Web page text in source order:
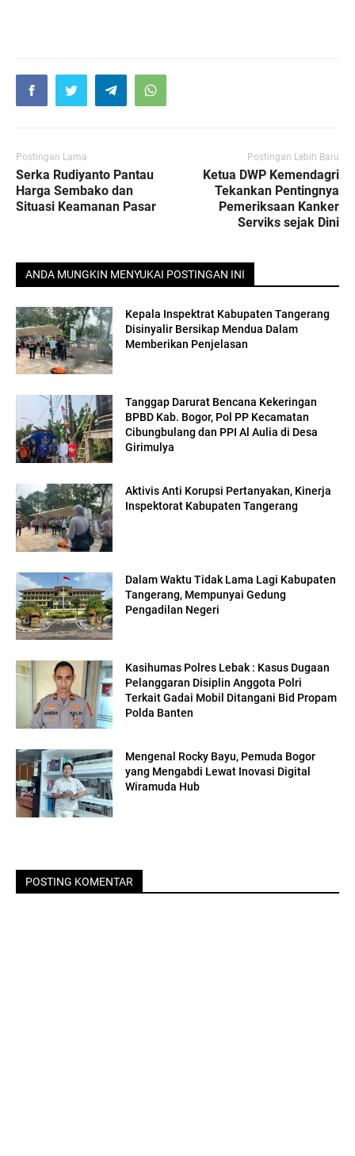
Postingan Lama
Serka Rudiyanto Pantau
Harga Sembako dan
Situasi Keamanan Pasar
Postingan Lebih Baru
Ketua DWP Kemendagri
Tekankan Pentingnya
Pemeriksaan Kanker
Serviks sejak Dini
ANDA MUNGKIN MENYUKAI POSTINGAN INI
Kepala Inspektrat Kabupaten Tangerang
Disinyalir Bersikap Mendua Dalam
Memberikan Penjelasan
Tanggap Darurat Bencana Kekeringan
BPBD Kab. Bogor, Pol PP Kecamatan
Cibungbulang dan PPI Al Aulia di Desa
Girimulya
Aktivis Anti Korupsi Pertanyakan, Kinerja
Inspektorat Kabupaten Tangerang
Dalam Waktu Tidak Lama Lagi Kabupaten
Tangerang, Mempunyai Gedung
Pengadilan Negeri
Kasihumas Polres Lebak : Kasus Dugaan
Pelanggaran Disiplin Anggota Polri
Terkait Gadai Mobil Ditangani Bid Propam
Polda Banten
Mengenal Rocky Bayu, Pemuda Bogor
yang Mengabdi Lewat Inovasi Digital
Wiramuda Hub
POSTING KOMENTAR